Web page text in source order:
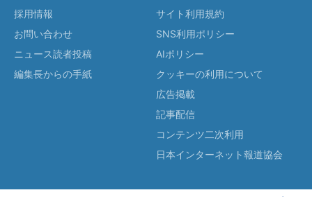
採用情報
お問い合わせ
ニュース読者投稿
編集長からの手紙
サイト利用規約
SNS利用ポリシー
AIポリシー
クッキーの利用について
広告掲載
記事配信
コンテンツ二次利用
日本インターネット報道協会